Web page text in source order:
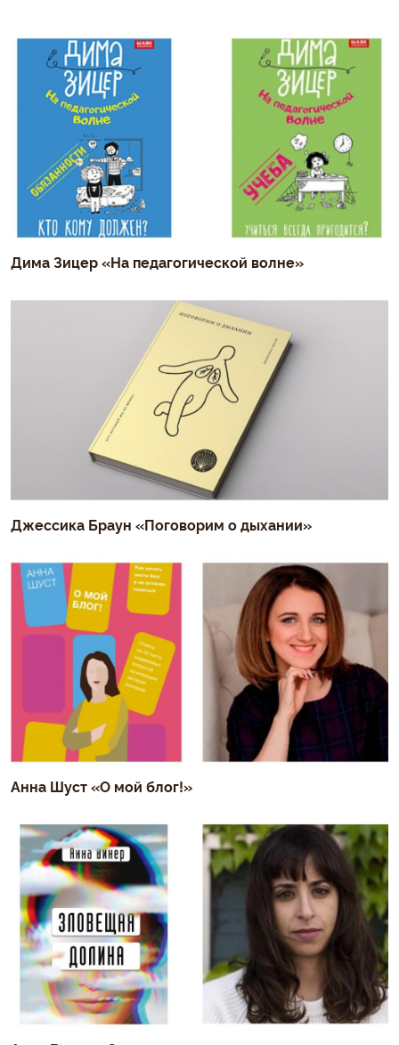
Дима Зицер «На педагогической волне»
Джессика Браун «Поговорим о дыхании»
Анна Шуст «О мой блог!»